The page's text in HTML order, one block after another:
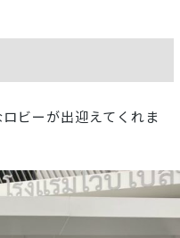
ビーが出迎えてくれま